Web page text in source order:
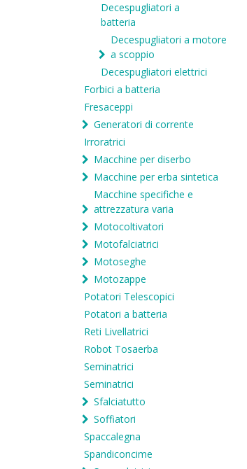
Decespugliatori a
batteria
Decespugliatori a motore
a scoppio
Decespugliatori elettrici
Forbici a batteria
Fresaceppi
Generatori di corrente
Irroratrici
Macchine per diserbo
Macchine per erba sintetica
Macchine specifiche e
attrezzatura varia
Motocoltivatori
Motofalciatrici
Motoseghe
Motozappe
Potatori Telescopici
Potatori a batteria
Reti Livellatrici
Robot Tosaerba
Seminatrici
Seminatrici
Sfalciatutto
Soffiatori
Spaccalegna
Spandiconcime